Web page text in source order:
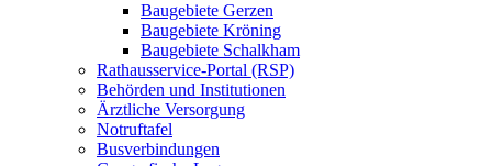
Baugebiete Gerzen
Baugebiete Kröning
Baugebiete Schalkham
Rathausservice-Portal (RSP)
Behörden und Institutionen
Ärztliche Versorgung
Notruftafel
Busverbindungen